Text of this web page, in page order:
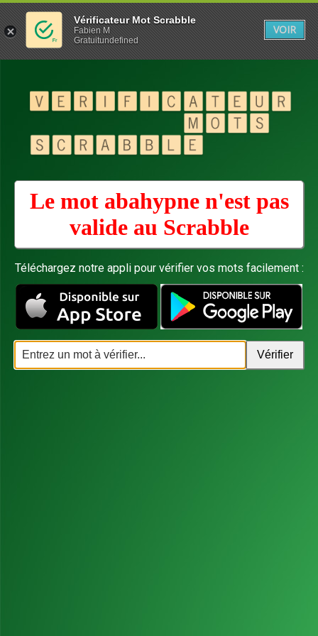
Le mot abahypne n'est pas
valide au Scrabble
Téléchargez notre appli pour vérifier vos mots facilement :
Vérificateur Mot Scrabble
Fabien M
Gratuitundefined
VOIR